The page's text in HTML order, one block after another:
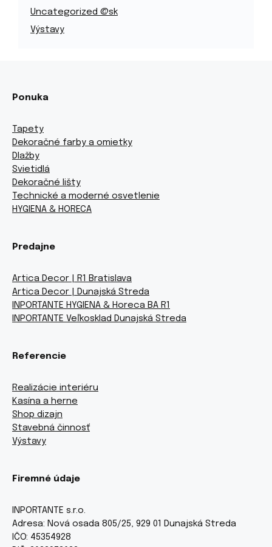
Uncategorized @sk
Výstavy
Ponuka
Tapety
Dekoračné farby a omietky
Dlažby
Svietidlá
Dekoračné lišty
Technické a moderné osvetlenie
HYGIENA & HORECA
Predajne
Artica Decor | R1 Bratislava
Artica Decor | Dunajská Streda
INPORTANTE HYGIENA & Horeca BA R1
INPORTANTE Veľkosklad Dunajská Streda
Referencie
Realizácie interiéru
Kasína a herne
Shop dizajn
Stavebná činnosť
Výstavy
Firemné údaje
INPORTANTE s.r.o.
Adresa: Nová osada 805/25, 929 01 Dunajská Streda
IČO: 45354928